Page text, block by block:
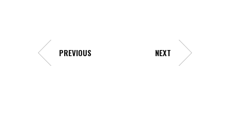
PREVIOUS NEXT